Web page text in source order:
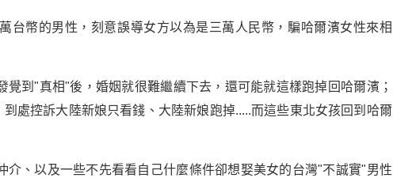
台幣的男性，刻意誤導女方以為是三萬人民幣，騙哈爾濱女性來相
到"真相"後，婚姻就很難繼續下去，還可能就這樣跑掉回哈爾濱；
處控訴大陸新娘只看錢、大陸新娘跑掉.....而這些東北女孩回到哈爾
介、以及一些不先看看自己什麼條件卻想娶美女的台灣"不誠實"男性